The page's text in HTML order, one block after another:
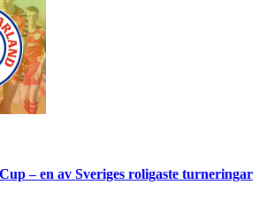
– en av Sveriges roligaste turneringar